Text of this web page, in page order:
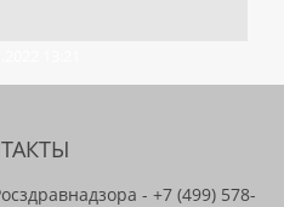
- +7 (499) 578-